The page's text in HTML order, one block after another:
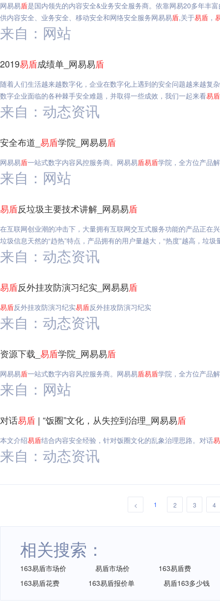
网易易盾是国内领先的内容安全&业务安全服务商。依靠网易20多年丰
供内容安全、业务安全、移动安全和网络安全服务网易易盾,关于易盾 ，
来自：网站
2019易盾成绩单_网易易盾
随着人们生活越来越数字化，企业在数字化上遇到的安全问题越来越复
数字企业面临的各种棘手安全难题，并取得一些成效，我们一起来看易盾
来自：动态资讯
安全布道_ 易盾学院_网易易盾
网易易盾一站式数字内容风控服务商。网易易盾易盾学院，全方位产品
来自：网站
易盾反垃圾主要技术讲解_网易易盾
在互联网创业潮的冲击下，大量拥有互联网交互式服务功能的产品正在
垃圾信息天然的“趋热”特点，产品拥有的用户量越大，“热度”越高，垃圾
来自：动态资讯
易盾反外挂攻防演习纪实_网易易盾
易盾反外挂攻防演习纪实易盾反外挂攻防演习纪实
来自：动态资讯
资源下载_ 易盾学院_网易易盾
网易易盾一站式数字内容风控服务商。网易易盾易盾学院，全方位产品
来自：网站
对话易盾 | “饭圈”文化，从失控到治理_网易易盾
本文介绍易盾结合内容安全经验，针对饭圈文化的乱象治理思路。对话易
来自：动态资讯
< 1 2 3 4
相关搜索：
163易盾市场价 易盾市场价
163易盾费
163易盾花费
163易盾报价单 易盾163多少钱